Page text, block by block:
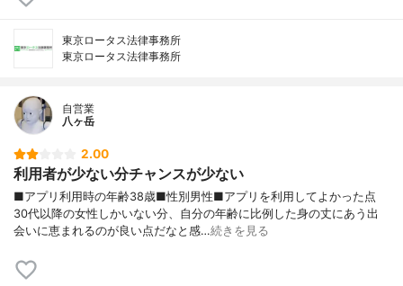
東京ロータス法律事務所
東京ロータス法律事務所
自営業
八ヶ岳
2.00
利用者が少ない分チャンスが少ない
■アプリ利用時の年齢38歳■性別男性■アプリを利用してよかった点
30代以降の女性しかいない分、自分の年齢に比例した身の丈にあう出
会いに恵まれるのが良い点だなと感…続きを見る